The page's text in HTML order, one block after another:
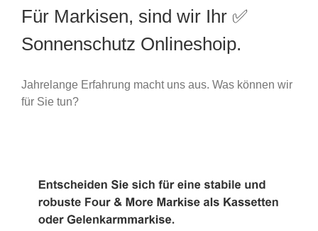
Für Markisen, sind wir Ihr ✅
Sonnenschutz Onlineshoip.
Jahrelange Erfahrung macht uns aus. Was können wir
für Sie tun?